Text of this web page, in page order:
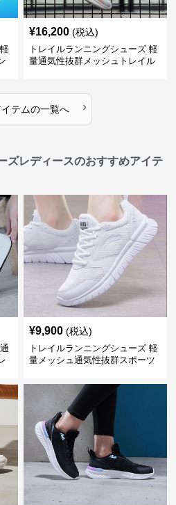
¥16,200 (税込)
トレイルランニングシューズ 軽
量通気性抜群メッシュトレイル
テムの一覧へ ›
ズレディースのおすすめアイテ
¥9,900 (税込)
トレイルランニングシューズ 軽
量メッシュ通気性抜群スポーツ